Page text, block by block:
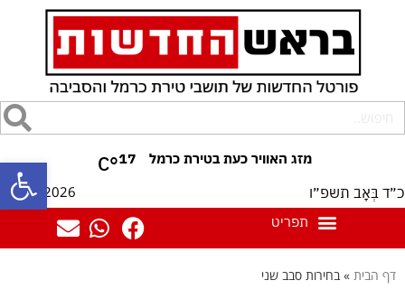
פתח 17
°C
כ״ד בְּאָב תשפ״ו 07/08/2026
דף הבית »בחירות סבב שני